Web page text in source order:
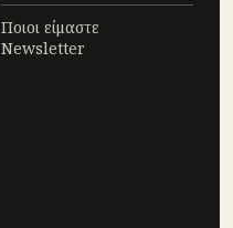
Ποιοι είμαστε
Newsletter